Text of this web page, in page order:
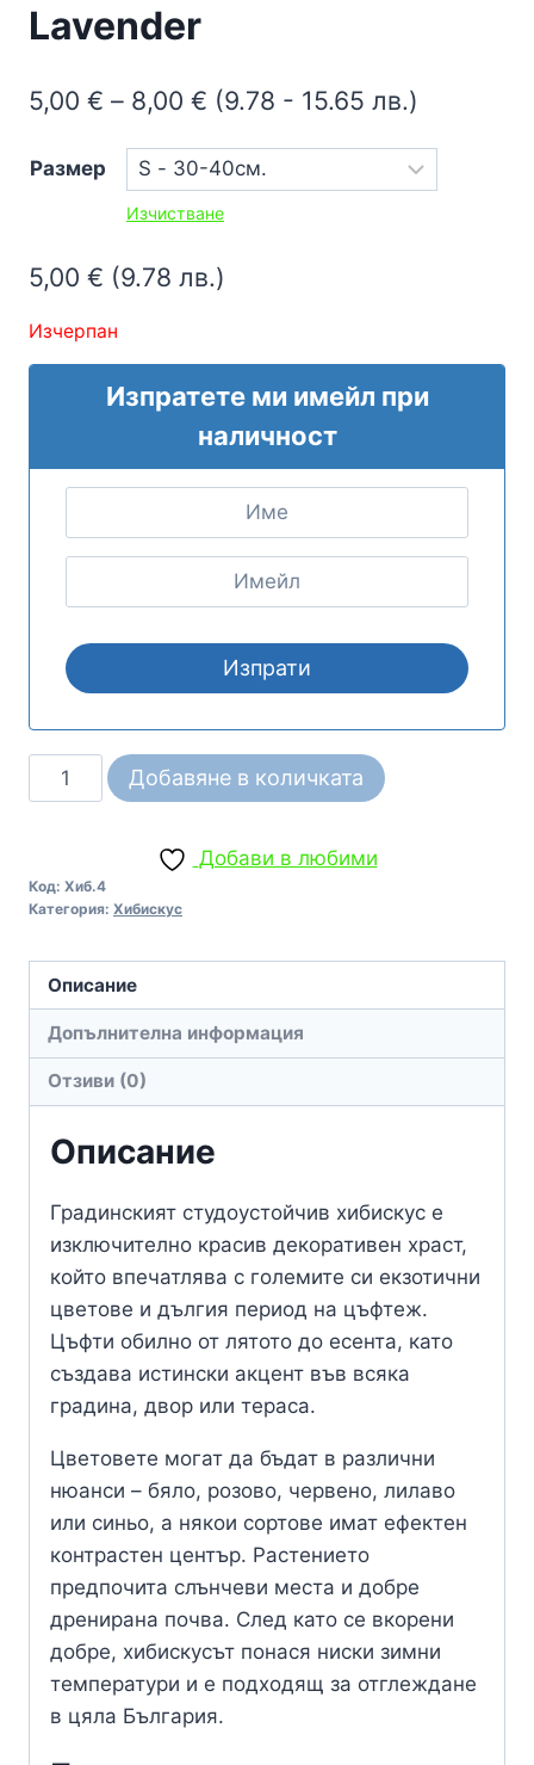
Lavender
5,00 € – 8,00 € Price
5,00 €
through
8,00 €
(9.78 - 15.65 лв.)
Размер
Изчистване
5,00 € (9.78 лв.)
Изчерпан
Изпратете ми имейл при
наличност
количество
за
Hibiscus
Добавяне в количката
Добави в любими
Код: Хиб.4
Категория: Хибискус
Описание
Допълнителна информация
Отзиви (0)
Описание
Градинският студоустойчив хибискус е
изключително красив декоративен храст,
който впечатлява с големите си екзотични
цветове и дългия период на цъфтеж.
Цъфти обилно от лятото до есента, като
създава истински акцент във всяка
градина, двор или тераса.
Цветовете могат да бъдат в различни
нюанси – бяло, розово, червено, лилаво
или синьо, а някои сортове имат ефектен
контрастен център. Растението
предпочита слънчеви места и добре
дренирана почва. След като се вкорени
добре, хибискусът понася ниски зимни
температури и е подходящ за отглеждане
в цяла България.